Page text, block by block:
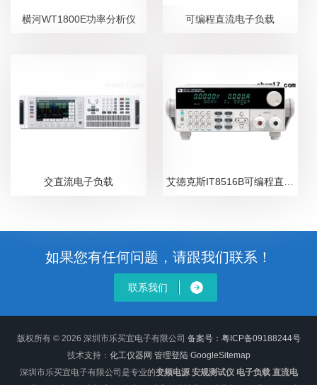
横河WT1800E功率分析仪 可编程直流电子负载
交直流电子负载
如果您有任何问题，请跟我们联系！
联系我们
版权所有 © 2026 深圳市乐买宜电子有限公司 备案号：粤ICP备09188244号
技术支持： 化工仪器网 管理登陆 GoogleSitemap
深圳市乐买宜电子有限公司是专业的变频电源 安规测试仪 电子负载 直流电